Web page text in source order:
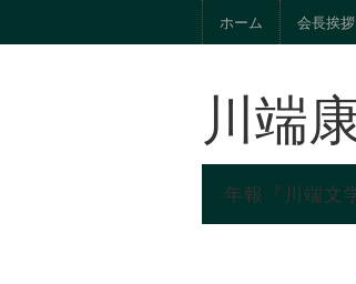
ホーム 会長挨拶
川端
年報『川端文